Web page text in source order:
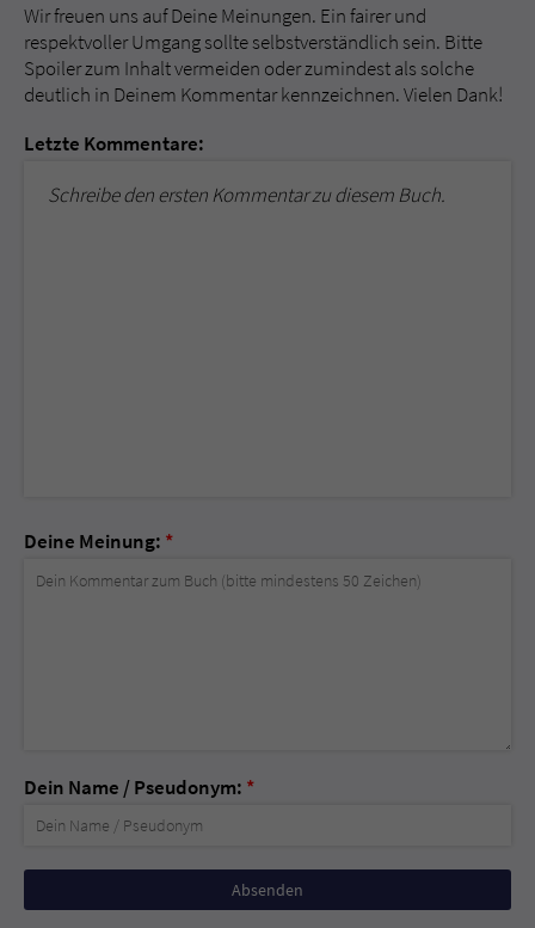
Wir freuen uns auf Deine Meinungen. Ein fairer und
respektvoller Umgang sollte selbstverständlich sein. Bitte
Spoiler zum Inhalt vermeiden oder zumindest als solche
deutlich in Deinem Kommentar kennzeichnen. Vielen Dank!
Letzte Kommentare:
Schreibe den ersten Kommentar zu diesem Buch.
Deine Meinung: *
Dein Name / Pseudonym: *
Nicht
ausfüllen!